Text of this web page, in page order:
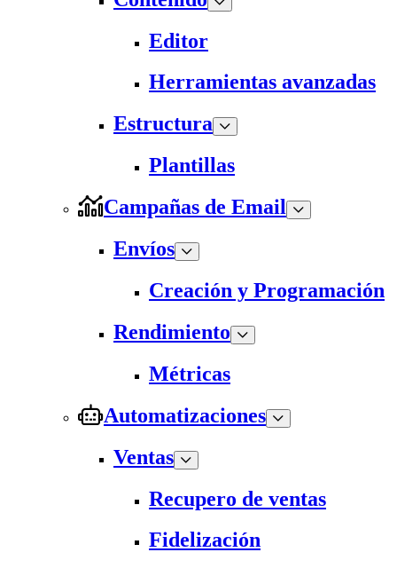
Editor
Herramientas avanzadas
Estructura
Plantillas
Campañas de Email
Envíos
Creación y Programación
Rendimiento
Métricas
Automatizaciones
Ventas
Recupero de ventas
Fidelización